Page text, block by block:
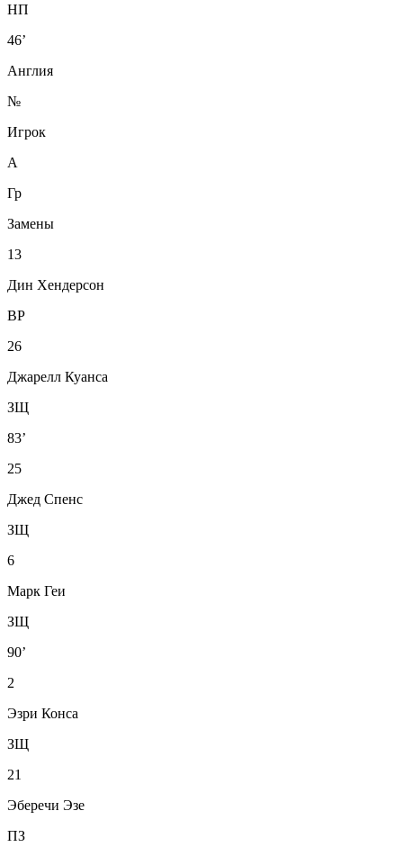
НП
46’
Англия
№
Игрок
А
Гр
Замены
13
Дин Хендерсон
ВР
26
Джарелл Куанса
ЗЩ
83’
25
Джед Спенс
ЗЩ
6
Марк Геи
ЗЩ
90’
2
Эзри Конса
ЗЩ
21
Эберечи Эзе
ПЗ